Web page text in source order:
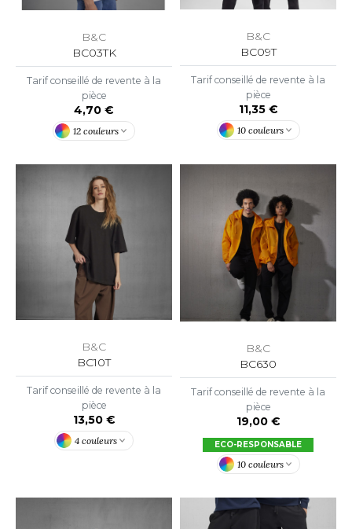
GEN
MORNING STUDIOS
SEGURIDAD
DUICK
B&C
BC03TK
Tarif conseillé de revente à la
pièce
4,70 €
12 couleurs
B&C
BC09T
Tarif conseillé de revente à la
pièce
11,35 €
10 couleurs
B&C
BC10T
Tarif conseillé de revente à la
pièce
13,50 €
4 couleurs
B&C
BC630
Tarif conseillé de revente à la
pièce
19,00 €
ECO-RESPONSABLE
10 couleurs